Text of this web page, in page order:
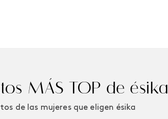
MÁS TOP de ésika
de las mujeres que eligen ésika